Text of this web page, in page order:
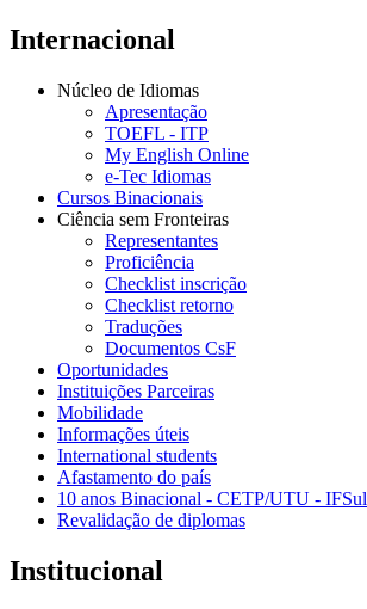
Internacional
Núcleo de Idiomas
Apresentação
TOEFL - ITP
My English Online
e-Tec Idiomas
Cursos Binacionais
Ciência sem Fronteiras
Representantes
Proficiência
Checklist inscrição
Checklist retorno
Traduções
Documentos CsF
Oportunidades
Instituições Parceiras
Mobilidade
Informações úteis
International students
Afastamento do país
10 anos Binacional - CETP/UTU - IFSul
Revalidação de diplomas
Institucional